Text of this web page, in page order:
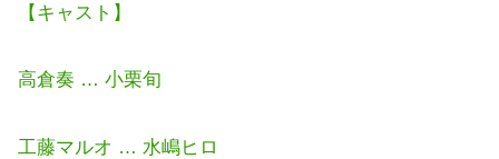
【キャスト】
高倉奏 … 小栗旬
工藤マルオ … 水嶋ヒロ